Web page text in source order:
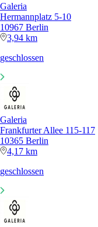
Galeria
Hermannplatz 5-10
10967 Berlin
3,94 km
geschlossen
Galeria
Frankfurter Allee 115-117
10365 Berlin
4,17 km
geschlossen